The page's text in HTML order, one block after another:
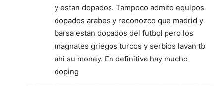
y estan dopados. Tampoco admito equipos
dopados arabes y reconozco que madrid y
barsa estan dopados del futbol pero los
magnates griegos turcos y serbios lavan tb
ahi su money. En definitiva hay mucho
doping